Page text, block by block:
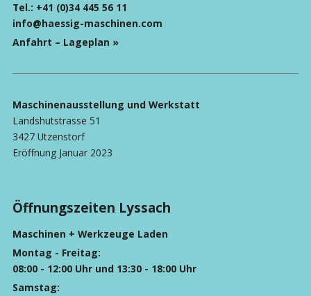
Tel.: +41 (0)34 445 56 11
info@haessig-maschinen.com
Anfahrt – Lageplan »
Maschinenausstellung und Werkstatt
Landshutstrasse 51
3427 Utzenstorf
Eröffnung Januar 2023
Öffnungszeiten Lyssach
Maschinen + Werkzeuge Laden
Montag - Freitag:
08:00 - 12:00 Uhr und 13:30 - 18:00 Uhr
Samstag: